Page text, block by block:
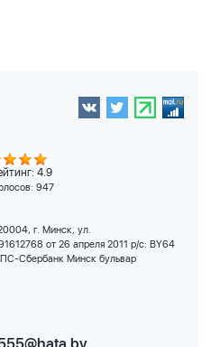
4.9
947
г. Минск, ул.
от 26 апреля 2011 р/с: BY64
Сбербанк Минск бульвар